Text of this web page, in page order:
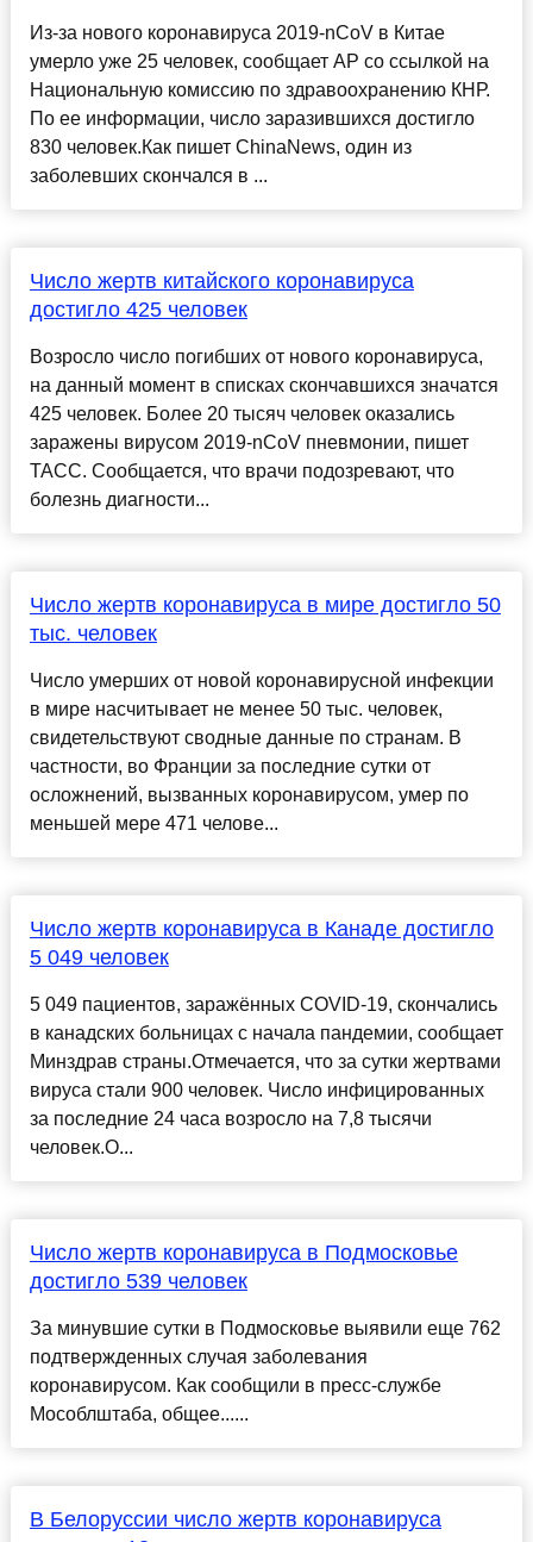
Из-за нового коронавируса 2019-nCoV в Китае
умерло уже 25 человек, сообщает AP со ссылкой на
Национальную комиссию по здравоохранению КНР.
По ее информации, число заразившихся достигло
830 человек.Как пишет ChinaNews, один из
заболевших скончался в ...
Число жертв китайского коронавируса
достигло 425 человек
Возросло число погибших от нового коронавируса,
на данный момент в списках скончавшихся значатся
425 человек. Более 20 тысяч человек оказались
заражены вирусом 2019-nCoV пневмонии, пишет
ТАСС. Сообщается, что врачи подозревают, что
болезнь диагности...
Число жертв коронавируса в мире достигло 50
тыс. человек
Число умерших от новой коронавирусной инфекции
в мире насчитывает не менее 50 тыс. человек,
свидетельствуют сводные данные по странам. В
частности, во Франции за последние сутки от
осложнений, вызванных коронавирусом, умер по
меньшей мере 471 челове...
Число жертв коронавируса в Канаде достигло
5 049 человек
5 049 пациентов, заражённых COVID-19, скончались
в канадских больницах с начала пандемии, сообщает
Минздрав страны.Отмечается, что за сутки жертвами
вируса стали 900 человек. Число инфицированных
за последние 24 часа возросло на 7,8 тысячи
человек.О...
Число жертв коронавируса в Подмосковье
достигло 539 человек
За минувшие сутки в Подмосковье выявили еще 762
подтвержденных случая заболевания
коронавирусом. Как сообщили в пресс-службе
Мособлштаба, общее......
В Белоруссии число жертв коронавируса